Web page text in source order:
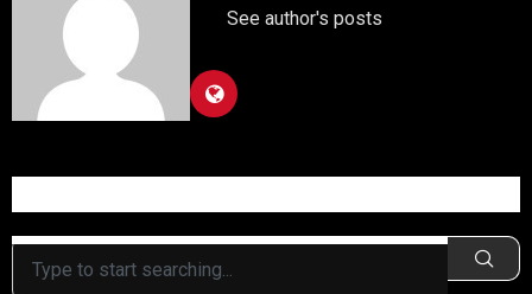
See author's posts